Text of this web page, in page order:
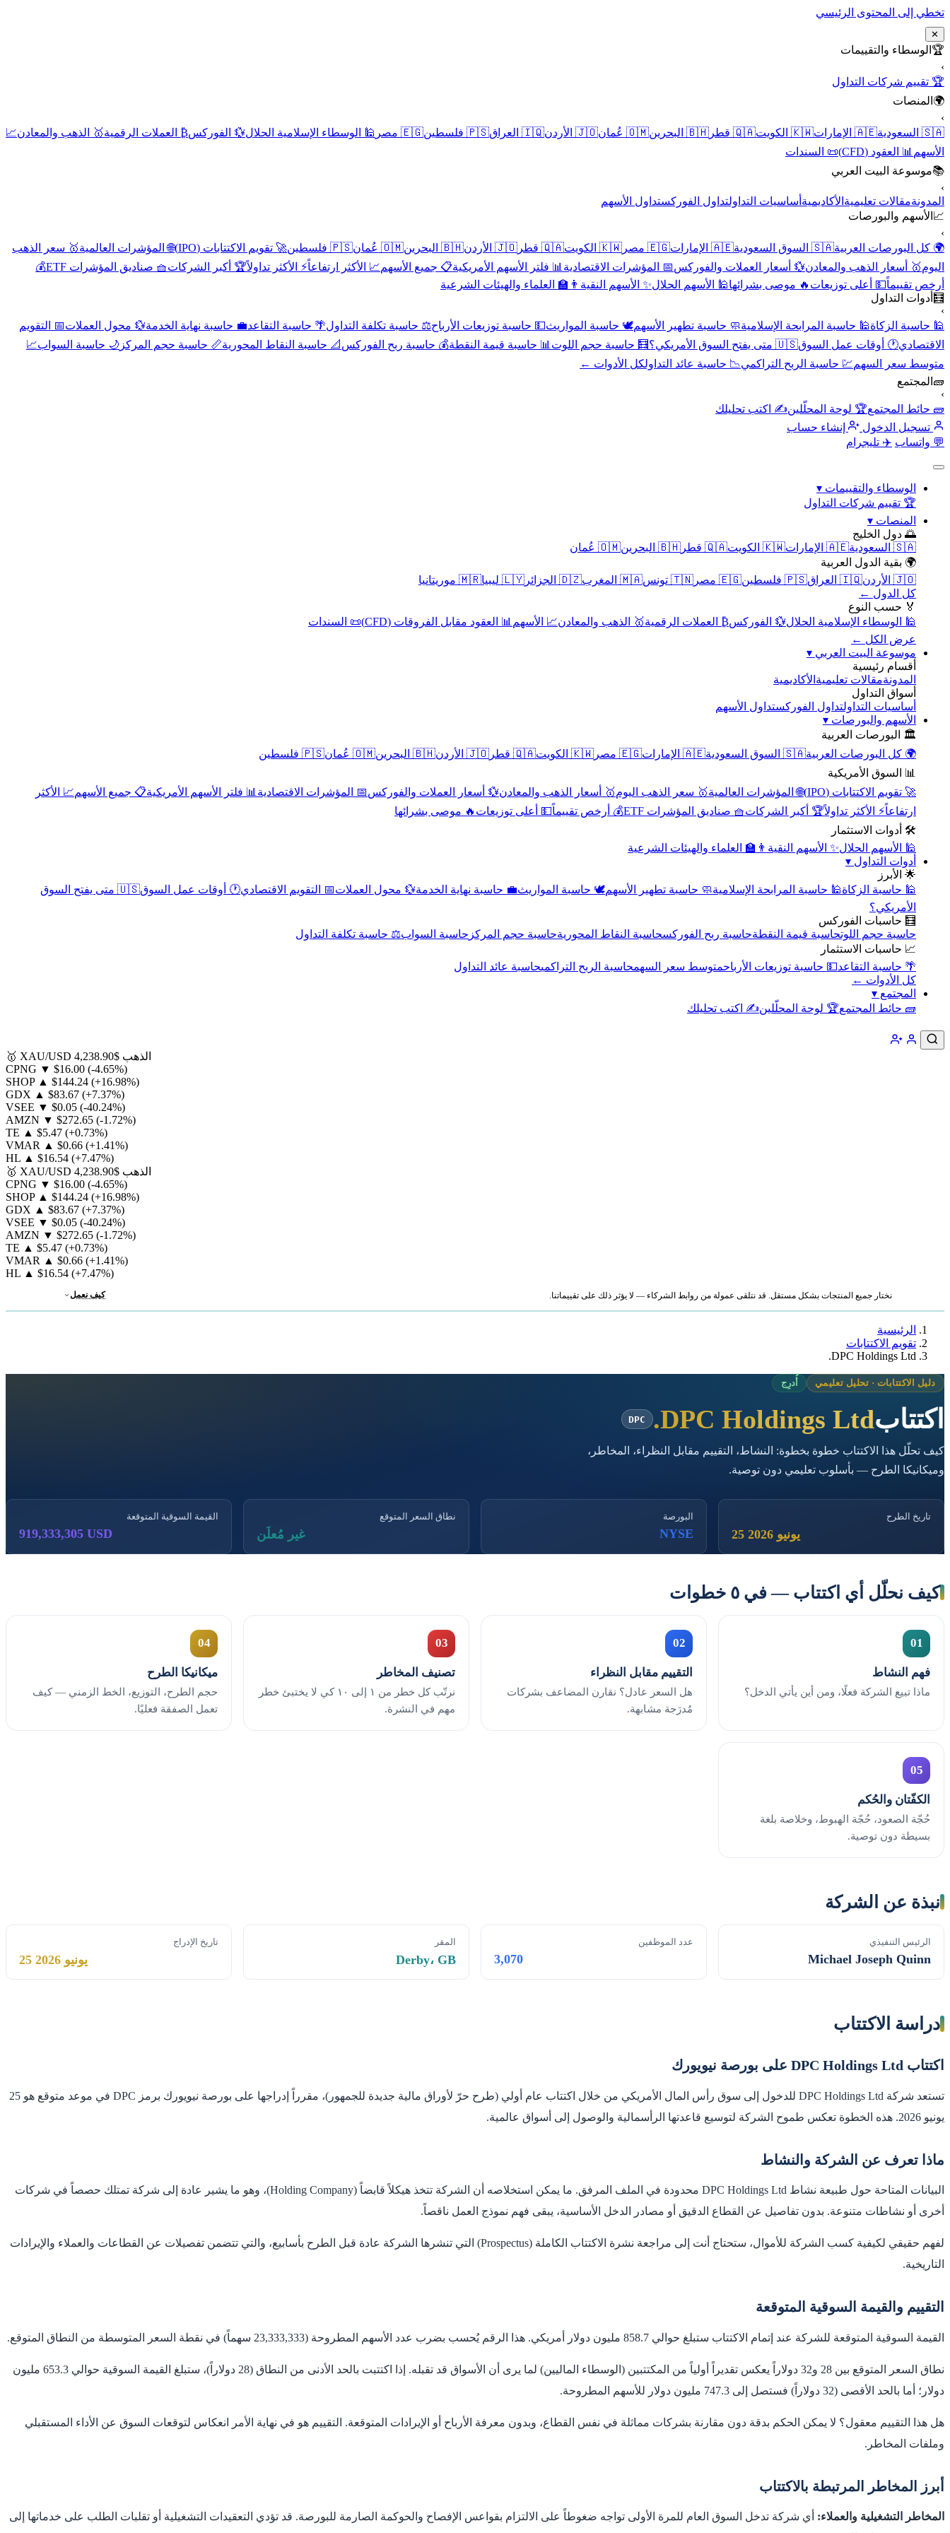
تخطي إلى المحتوى الرئيسي
✕
🏆 الوسطاء والتقييمات
›
🏆 تقييم شركات التداول
🌍 المنصات
›
🇸🇦 السعودية
🇦🇪 الإمارات 🇰🇼 الكويت 🇶🇦 قطر 🇧🇭 البحرين 🇴🇲 عُمان 🇯🇴 الأردن 🇮🇶 العراق 🇵🇸 فلسطين 🇪🇬 مصر 🕌 الوسطاء الإسلامية الحلال💱 الفوركس₿ العملات الرقمية🥇 الذهب والمعادن📈
الأسهم 📊 العقود (CFD)
📜 السندات
📚موسوعة البيت العربي
›
المدونةمقالات تعليمية الأكاديمية أساسيات التداولتداول الفوركستداول الأسهم
📈 الأسهم والبورصات
›
🌍 كل البورصات العربية🇸🇦 السوق السعودية 🇦🇪 الإمارات 🇪🇬 مصر 🇰🇼 الكويت 🇶🇦 قطر 🇯🇴 الأردن 🇧🇭 البحرين 🇴🇲 عُمان 🇵🇸 فلسطين 🚀 تقويم الاكتتابات (IPO) 🌐 المؤشرات العالمية🥇 سعر الذهب
اليوم🥇 أسعار الذهب والمعادن💱 أسعار العملات والفوركس📅 المؤشرات الاقتصادية 📊 فلتر الأسهم الأمريكية📋 جميع الأسهم📈 الأكثر ارتفاعاً⚡ الأكثر تداولاً🏆 أكبر الشركات🧺 صناديق المؤشرات ETF
💰
أرخص تقييماً💵 أعلى توزيعات 🔥 موصى بشرائها🕌 الأسهم الحلال✨ الأسهم النقية 👨‍🏫 العلماء والهيئات الشرعية
🧮 أدوات التداول
›
🕌 حاسبة الزكاة🕌 حاسبة المرابحة الإسلامية🧼 حاسبة تطهير الأسهم🕊️ حاسبة المواريث💵 حاسبة توزيعات الأرباح⚖️ حاسبة تكلفة التداول🌴 حاسبة التقاعد💼 حاسبة نهاية الخدمة💱 محول العملات📅 التقويم
الاقتصادي🕐 أوقات عمل السوق🇺🇸 متى يفتح السوق الأمريكي؟ 🧮 حاسبة حجم اللوت 📊 حاسبة قيمة النقطة💰 حاسبة ربح الفوركس 📐 حاسبة النقاط المحورية📏 حاسبة حجم المركز 🌙 حاسبة السواب📈
متوسط سعر السهم💹 حاسبة الربح التراكمي📉 حاسبة عائد التداولكل الأدوات ←
🧱 المجتمع
›
🧱 حائط المجتمع🏆 لوحة المحلّلين✍️ اكتب تحليلك
تسجيل الدخول
إنشاء حساب
💬 واتساب ✈️ تليجرام
الوسطاء والتقييمات ▾
🏆 تقييم شركات التداول
المنصات ▾
🌅 دول الخليج
🇸🇦 السعودية
🇦🇪 الإمارات 🇰🇼 الكويت 🇶🇦 قطر 🇧🇭 البحرين
🇴🇲 عُمان
🌍 بقية الدول العربية
🇯🇴 الأردن
🇮🇶 العراق 🇵🇸 فلسطين 🇪🇬 مصر 🇹🇳 تونس 🇲🇦 المغرب 🇩🇿 الجزائر 🇱🇾 ليبيا
🇲🇷 موريتانيا
كل الدول ←
🏅 حسب النوع
🕌 الوسطاء الإسلامية الحلال💱 الفوركس₿ العملات الرقمية🥇 الذهب والمعادن📈 الأسهم 📊 العقود مقابل الفروقات (CFD)
📜 السندات
عرض الكل ←
موسوعة البيت العربي ▾
أقسام رئيسية
المدونةمقالات تعليمية الأكاديمية
أسواق التداول
أساسيات التداولتداول الفوركستداول الأسهم
الأسهم والبورصات ▾
🏛️ البورصات العربية
🌍 كل البورصات العربية🇸🇦 السوق السعودية 🇦🇪 الإمارات 🇪🇬 مصر 🇰🇼 الكويت 🇶🇦 قطر 🇯🇴 الأردن 🇧🇭 البحرين 🇴🇲 عُمان
🇵🇸 فلسطين
📊 السوق الأمريكية
🚀 تقويم الاكتتابات (IPO)
🌐 المؤشرات العالمية🥇 سعر الذهب اليوم🥇 أسعار الذهب والمعادن💱 أسعار العملات والفوركس📅 المؤشرات الاقتصادية 📊 فلتر الأسهم الأمريكية📋 جميع الأسهم📈 الأكثر
ارتفاعاً⚡ الأكثر تداولاً🏆 أكبر الشركات🧺 صناديق المؤشرات ETF 💰 أرخص تقييماً💵 أعلى توزيعات 🔥 موصى بشرائها
🛠️ أدوات الاستثمار
🕌 الأسهم الحلال✨ الأسهم النقية 👨‍🏫 العلماء والهيئات الشرعية
أدوات التداول ▾
🌟 الأبرز
🕌 حاسبة الزكاة🕌 حاسبة المرابحة الإسلامية🧼 حاسبة تطهير الأسهم🕊️ حاسبة المواريث💼 حاسبة نهاية الخدمة💱 محول العملات📅 التقويم الاقتصادي🕐 أوقات عمل السوق
🇺🇸 متى يفتح السوق
الأمريكي؟
🧮 حاسبات الفوركس
حاسبة حجم اللوتحاسبة قيمة النقطةحاسبة ربح الفوركسحاسبة النقاط المحوريةحاسبة حجم المركز حاسبة السواب⚖️ حاسبة تكلفة التداول
📈 حاسبات الاستثمار
🌴 حاسبة التقاعد💵 حاسبة توزيعات الأرباحمتوسط سعر السهمحاسبة الربح التراكميحاسبة عائد التداول
كل الأدوات ←
المجتمع ▾
🧱 حائط المجتمع🏆 لوحة المحلّلين✍️ اكتب تحليلك
🥇 XAU/USD الذهب $4,238.90
CPNG ▼ $16.00 (-4.65%)
SHOP ▲ $144.24 (+16.98%)
GDX ▲ $83.67 (+7.37%)
VSEE ▼ $0.05 (-40.24%)
AMZN ▼ $272.65 (-1.72%)
TE ▲ $5.47 (+0.73%)
VMAR ▲ $0.66 (+1.41%)
HL ▲ $16.54 (+7.47%)
🥇 XAU/USD الذهب $4,238.90
CPNG ▼ $16.00 (-4.65%)
SHOP ▲ $144.24 (+16.98%)
GDX ▲ $83.67 (+7.37%)
VSEE ▼ $0.05 (-40.24%)
AMZN ▼ $272.65 (-1.72%)
TE ▲ $5.47 (+0.73%)
VMAR ▲ $0.66 (+1.41%)
HL ▲ $16.54 (+7.47%)
نختار جميع المنتجات بشكل مستقل. قد نتلقى عمولة من روابط الشركاء — لا يؤثر ذلك على تقييماتنا. كيف نعمل
الرئيسية
تقويم الاكتتابات
DPC Holdings Ltd.
دليل الاكتتابات · تحليل تعليمي أُدرِج
اكتتابDPC Holdings Ltd.
DPC
كيف تحلّل هذا الاكتتاب خطوة بخطوة: النشاط، التقييم مقابل النظراء، المخاطر،
وميكانيكا الطرح — بأسلوب تعليمي دون توصية.
تاريخ الطرح
25 يونيو 2026
البورصة
NYSE
نطاق السعر المتوقع
غير مُعلَن
القيمة السوقية المتوقعة
919,333,305 USD
كيف نحلّل أي اكتتاب — في ٥ خطوات
01
فهم النشاط
ماذا تبيع الشركة فعلًا، ومن أين يأتي الدخل؟
02
التقييم مقابل النظراء
هل السعر عادل؟ نقارن المضاعف بشركات
مُدرَجة مشابهة.
03
تصنيف المخاطر
نرتّب كل خطر من ١ إلى ١٠ كي لا يختبئ خطر
مهم في النشرة.
04
ميكانيكا الطرح
حجم الطرح، التوزيع، الخط الزمني — كيف
تعمل الصفقة فعليًا.
05
الكفّتان والحُكم
حُجّة الصعود، حُجّة الهبوط، وخلاصة بلغة
بسيطة دون توصية.
نبذة عن الشركة
الرئيس التنفيذي
Michael Joseph Quinn
عدد الموظفين
3,070
المقر
Derby، GB
تاريخ الإدراج
25 يونيو 2026
دراسة الاكتتاب
اكتتاب DPC Holdings Ltd على بورصة نيويورك
تستعد شركة DPC Holdings Ltd للدخول إلى سوق رأس المال الأمريكي من خلال اكتتاب عام أولي (طرح حرّ لأوراق مالية جديدة للجمهور)، مقرراً إدراجها على بورصة نيويورك برمز DPC في موعد متوقع هو 25
يونيو 2026. هذه الخطوة تعكس طموح الشركة لتوسيع قاعدتها الرأسمالية والوصول إلى أسواق عالمية.
ماذا تعرف عن الشركة والنشاط
البيانات المتاحة حول طبيعة نشاط DPC Holdings Ltd محدودة في الملف المرفق. ما يمكن استخلاصه أن الشركة تتخذ هيكلاً قابضاً (Holding Company)، وهو ما يشير عادة إلى شركة تمتلك حصصاً في شركات
أخرى أو نشاطات متنوعة. بدون تفاصيل عن القطاع الدقيق أو مصادر الدخل الأساسية، يبقى فهم نموذج العمل ناقصاً.
لفهم حقيقي لكيفية كسب الشركة للأموال، ستحتاج أنت إلى مراجعة نشرة الاكتتاب الكاملة (Prospectus) التي تنشرها الشركة عادة قبل الطرح بأسابيع، والتي تتضمن تفصيلات عن القطاعات والعملاء والإيرادات
التاريخية.
التقييم والقيمة السوقية المتوقعة
القيمة السوقية المتوقعة للشركة عند إتمام الاكتتاب ستبلغ حوالي 858.7 مليون دولار أمريكي. هذا الرقم يُحسب بضرب عدد الأسهم المطروحة (23,333,333 سهماً) في نقطة السعر المتوسطة من النطاق المتوقع.
نطاق السعر المتوقع بين 28 و32 دولاراً يعكس تقديراً أولياً من المكتتبين (الوسطاء الماليين) لما يرى أن الأسواق قد تقبله. إذا اكتتبت بالحد الأدنى من النطاق (28 دولاراً)، ستبلغ القيمة السوقية حوالي 653.3 مليون
دولار؛ أما بالحد الأقصى (32 دولاراً) فستصل إلى 747.3 مليون دولار للأسهم المطروحة.
هل هذا التقييم معقول؟ لا يمكن الحكم بدقة دون مقارنة بشركات مماثلة في نفس القطاع، وبدون معرفة الأرباح أو الإيرادات المتوقعة. التقييم هو في نهاية الأمر انعكاس لتوقعات السوق عن الأداء المستقبلي
وملفات المخاطر.
أبرز المخاطر المرتبطة بالاكتتاب
المخاطر التشغيلية والعملاء: أي شركة تدخل السوق العام للمرة الأولى تواجه ضغوطاً على الالتزام بقواعس الإفصاح والحوكمة الصارمة للبورصة. قد تؤدي التعقيدات التشغيلية أو تقلبات الطلب على خدماتها إلى